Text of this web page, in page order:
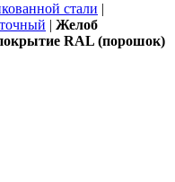
стали |
| Желоб
RAL (порошок)